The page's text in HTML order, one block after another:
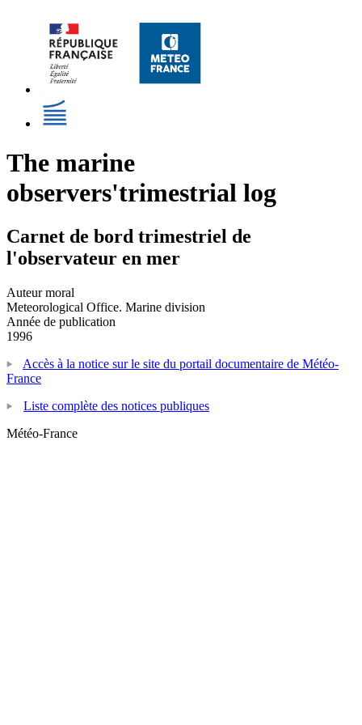
The marine
observers'trimestrial log
Carnet de bord trimestriel de
l'observateur en mer
Auteur moral
Meteorological Office. Marine division
Année de publication
1996
Accès à la notice sur le site du portail documentaire de Météo-
France
Liste complète des notices publiques
Météo-France